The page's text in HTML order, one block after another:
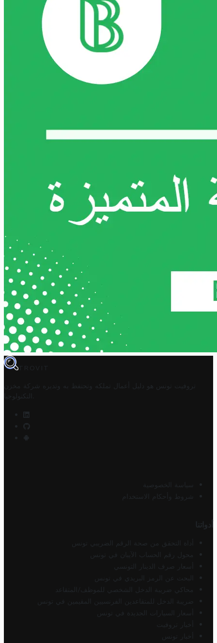
TROVIT
تروفيت تونس هو دليل أعمال تملكه وتحتفظ به وتديره
شركة مخزن
التكنولوجيا
سياسة الخصوصية
شروط وأحكام الاستخدام
أدواتنا
أداة التحقق من صحة الرقم الضريبي تونس
محول رقم الحساب الآيبان في تونس
أسعار صرف الدينار التونسي
البحث عن الرمز البريدي في تونس
محاكي ضريبة الدخل الشخصي للموظف/المتقاعد
ضريبة الدخل للمتقاعدين الفرنسيين المقيمين في تونس
أسعار السيارات الجديدة في تونس
أخبار تروفيت
أخبار تونس